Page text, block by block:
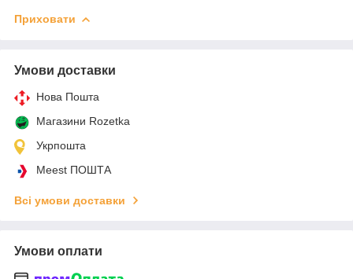
Приховати
Умови доставки
Нова Пошта
Магазини Rozetka
Укрпошта
Meest ПОШТА
Всі умови доставки
Умови оплати